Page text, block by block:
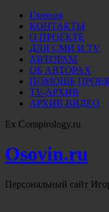
Главная
КОНТАКТЫ
О ПРОЕКТЕ
ДЛЯ СМИ И TV
АВТОРАМ
ОБ АВТОРАХ
ПОМОЩЬ
TV-АРХИВ
АРХИВ ВИДЕО
Ex Conspirology.ru
Osovin.ru
Персональный сайт